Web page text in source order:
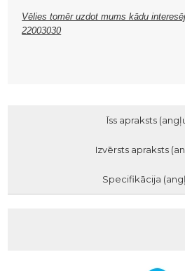
Vēlies tomēr uzdot mums kādu
22003030
Īss apraksts
Izvērsts apraksts
Specifikācija